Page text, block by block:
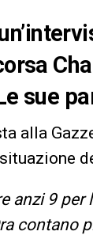
sue
alla
anzi 9 per
contano